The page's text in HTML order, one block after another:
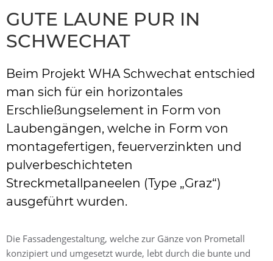
GUTE LAUNE PUR IN
SCHWECHAT
Beim Projekt WHA Schwechat entschied
man sich für ein horizontales
Erschließungselement in Form von
Laubengängen, welche in Form von
montagefertigen, feuerverzinkten und
pulverbeschichteten
Streckmetallpaneelen (Type „Graz“)
ausgeführt wurden.
Die Fassadengestaltung, welche zur Gänze von Prometall
konzipiert und umgesetzt wurde, lebt durch die bunte und